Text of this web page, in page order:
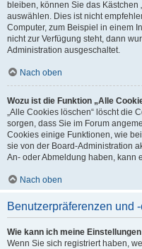
bleiben, können Sie das Kästchen
auswählen. Dies ist nicht
Computer, zum Beispiel in einem
nicht zur Verfügung steht, dann
Administration ausgeschaltet.
Nach oben
Wozu ist die Funktion „Alle
„Alle Cookies löschen“ löscht die
sorgen, dass Sie im Forum
Cookies einige Funktionen, wie
sie von der Board-Administration
An- oder Abmeldung haben, kann
Nach oben
Benutzerpräferenzen und
Wie kann ich meine
Wenn Sie sich registriert haben,